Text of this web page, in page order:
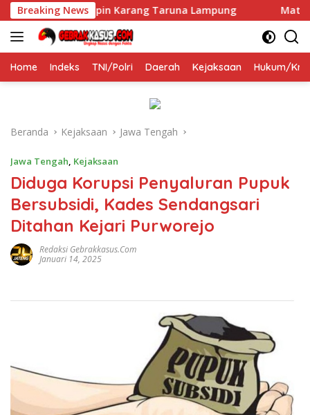
Langsung
ke
konten
Breaking News
Tepat Pimpin Karang Taruna Lampung Mata Air
Home Indeks TNI/Polri Daerah Kejaksaan Hukum/
Beranda Kejaksaan Jawa Tengah
Jawa Tengah, Kejaksaan
Diduga Korupsi Penyaluran Pupuk
Bersubsidi, Kades Sendangsari
Ditahan Kejari Purworejo
Redaksi Gebrakkasus.com
Januari 14, 2025